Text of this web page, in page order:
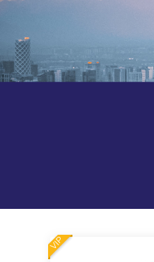
VIP